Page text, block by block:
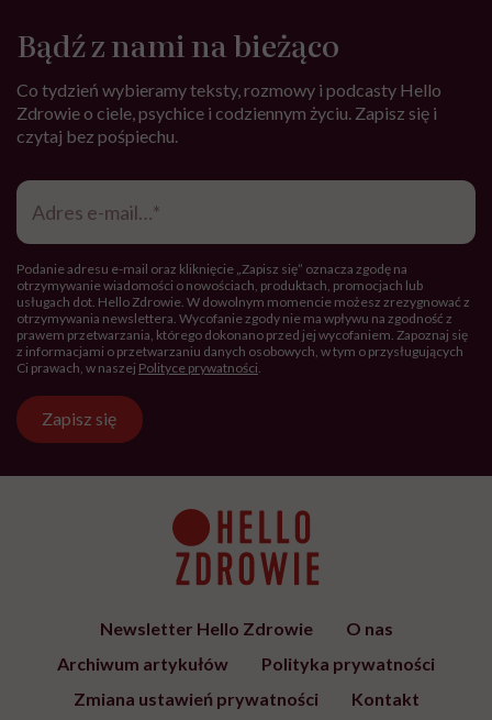
Bądź z nami na bieżąco
Co tydzień wybieramy teksty, rozmowy i podcasty Hello
Zdrowie o ciele, psychice i codziennym życiu. Zapisz się i
czytaj bez pośpiechu.
Adres
mail*
Podanie adresu e-mail oraz kliknięcie „Zapisz się” oznacza zgodę na
otrzymywanie wiadomości o nowościach, produktach, promocjach lub
usługach dot. Hello Zdrowie. W dowolnym momencie możesz zrezygnować z
otrzymywania newslettera. Wycofanie zgody nie ma wpływu na zgodność z
prawem przetwarzania, którego dokonano przed jej wycofaniem. Zapoznaj się
z informacjami o przetwarzaniu danych osobowych, w tym o przysługujących
Ci prawach, w naszej Polityce prywatności
Zapisz się
Newsletter Hello Zdrowie
O nas
Archiwum artykułów
Polityka prywatności
Zmiana ustawień prywatności
Kontakt